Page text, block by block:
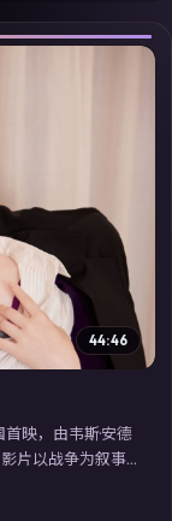
44:46
映，由韦斯·安德
片以战争为叙事
；摄影与配乐强
电视剧在线看」